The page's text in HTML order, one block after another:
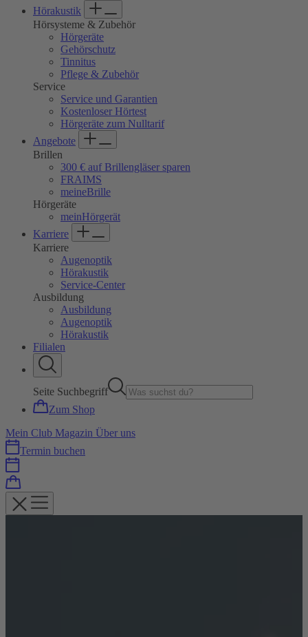
Hörakustik
Hörsysteme & Zubehör
Hörgeräte
Gehörschutz
Tinnitus
Pflege & Zubehör
Service
Service und Garantien
Kostenloser Hörtest
Hörgeräte zum Nulltarif
Angebote
Brillen
300 € auf Brillengläser sparen
FRAIMS
meineBrille
Hörgeräte
meinHörgerät
Karriere
Karriere
Augenoptik
Hörakustik
Service-Center
Ausbildung
Ausbildung
Augenoptik
Hörakustik
Filialen
Seite Suchbegriff
Zum Shop
Mein Club Magazin Über uns
Termin buchen